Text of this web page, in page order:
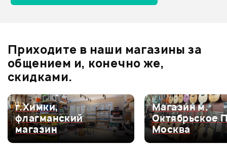
TM-02
0.0
Оценка5
0
Оценка4
0
Оценка3
0
Приходите в наши магазины за
общением и, конечно же,
скидками.
г.Химки,
флагманский
магазин
Магазин м.
Октябрьское
Москва